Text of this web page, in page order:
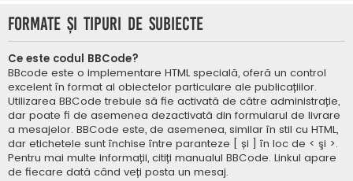
Formate și tipuri de subiecte
Ce este codul BBCode?
BBcode este o implementare HTML specială, oferă un control
excelent în format al obiectelor particulare ale publicațiilor.
Utilizarea BBCode trebuie să fie activată de către administrație,
dar poate fi de asemenea dezactivată din formularul de livrare
a mesajelor. BBCode este, de asemenea, similar în stil cu HTML,
dar etichetele sunt închise între paranteze [ și ] în loc de < şi >.
Pentru mai multe informații, citiți manualul BBCode. Linkul apare
de fiecare dată când veți posta un mesaj.